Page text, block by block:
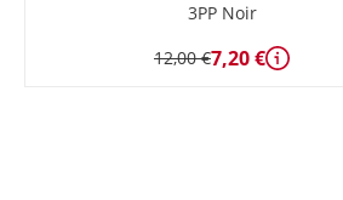
3PP Noir
12,00 €7,20 € Détails